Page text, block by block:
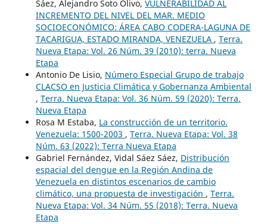
Sáez, Alejandro Soto Olivo, VULNERABILIDAD AL
INCREMENTO DEL NIVEL DEL MAR. MEDIO
SOCIOECONÓMICO: ÁREA CABO CODERA-LAGUNA DE
TACARIGUA, ESTADO MIRANDA, VENEZUELA , Terra.
Nueva Etapa: Vol. 26 Núm. 39 (2010): terra. Nueva
Etapa
Antonio De Lisio, Número Especial Grupo de trabajo
CLACSO en Justicia Climática y Gobernanza Ambiental
, Terra. Nueva Etapa: Vol. 36 Núm. 59 (2020): Terra.
Nueva Etapa
Rosa M Estaba, La construcción de un territorio.
Venezuela: 1500-2003 , Terra. Nueva Etapa: Vol. 38
Núm. 63 (2022): Terra Nueva Etapa
Gabriel Fernández, Vidal Sáez Sáez, Distribución
espacial del dengue en la Región Andina de
Venezuela en distintos escenarios de cambio
climático, una propuesta de investigación , Terra.
Nueva Etapa: Vol. 34 Núm. 55 (2018): Terra. Nueva
Etapa